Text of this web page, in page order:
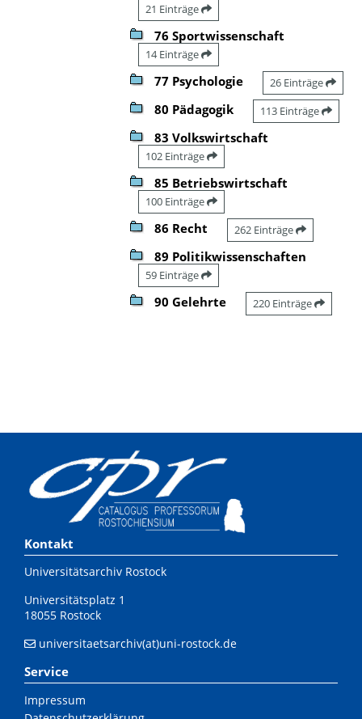
21 Einträge
76 Sportwissenschaft
14 Einträge
77 Psychologie 26 Einträge
80 Pädagogik 113 Einträge
83 Volkswirtschaft
102 Einträge
85 Betriebswirtschaft
100 Einträge
86 Recht 262 Einträge
89 Politikwissenschaften
59 Einträge
90 Gelehrte 220 Einträge
Kontakt
Universitätsarchiv Rostock
Universitätsplatz 1
18055 Rostock
universitaetsarchiv(at)uni-rostock.de
Service
Impressum